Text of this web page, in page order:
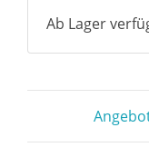
Ab Lager